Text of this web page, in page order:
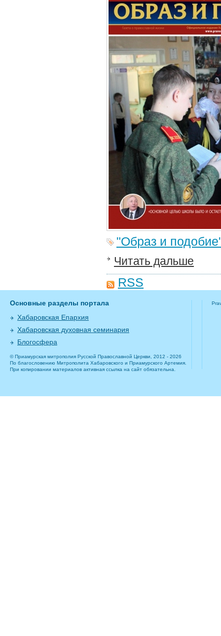
"Образ и
Читать дальше
RSS
Основные разделы портала
Хабаровская Епархия
Хабаровская духовная семинария
Блогосфера
© Приамурская митрополия Русской Православной Церкви, 2012 - 2026
По благословению Митрополита Хабаровского и Приамурского Артемия.
При копировании материалов активная ссылка на сайт обязательна.